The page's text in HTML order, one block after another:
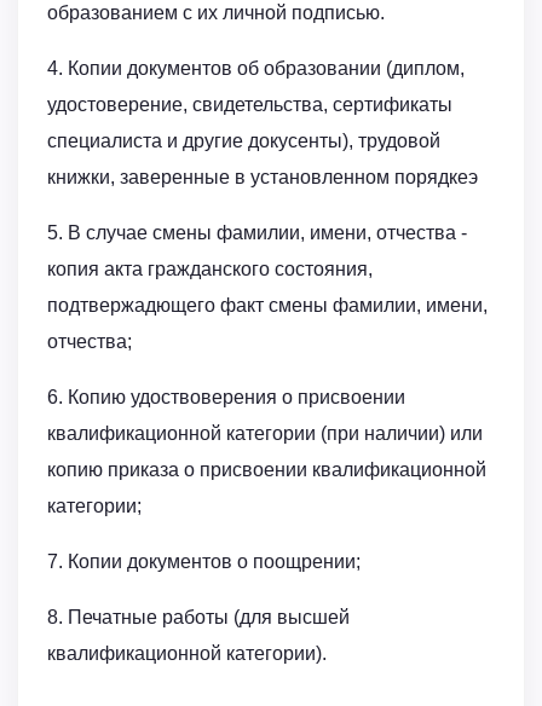
образованием с их личной подписью.
4. Копии документов об образовании (диплом,
удостоверение, свидетельства, сертификаты
специалиста и другие докусенты), трудовой
книжки, заверенные в установленном порядкеэ
5. В случае смены фамилии, имени, отчества -
копия акта гражданского состояния,
подтвержадющего факт смены фамилии, имени,
отчества;
6. Копию удоствоверения о присвоении
квалификационной категории (при наличии) или
копию приказа о присвоении квалификационной
категории;
7. Копии документов о поощрении;
8. Печатные работы (для высшей
квалификационной категории).